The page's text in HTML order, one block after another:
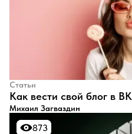
Статьи
​Как вести свой блог в ВК
Михаил Загваздин
873
873